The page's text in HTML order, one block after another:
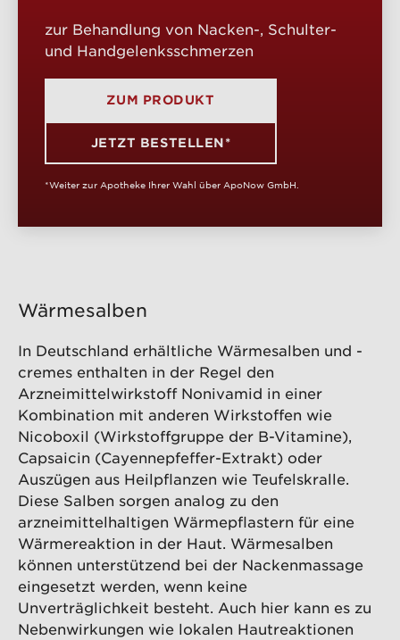
zur Behandlung von Nacken-, Schulter-
und Handgelenksschmerzen
ZUM PRODUKT
JETZT BESTELLEN*
*Weiter zur Apotheke Ihrer Wahl über ApoNow GmbH.
Wärmesalben
In Deutschland erhältliche Wärmesalben und -
cremes enthalten in der Regel den
Arzneimittelwirkstoff Nonivamid in einer
Kombination mit anderen Wirkstoffen wie
Nicoboxil (Wirkstoffgruppe der B-Vitamine),
Capsaicin (Cayennepfeffer-Extrakt) oder
Auszügen aus Heilpflanzen wie Teufelskralle.
Diese Salben sorgen analog zu den
arzneimittelhaltigen Wärmepflastern für eine
Wärmereaktion in der Haut. Wärmesalben
können unterstützend bei der Nackenmassage
eingesetzt werden, wenn keine
Unverträglichkeit besteht. Auch hier kann es zu
Nebenwirkungen wie lokalen Hautreaktionen